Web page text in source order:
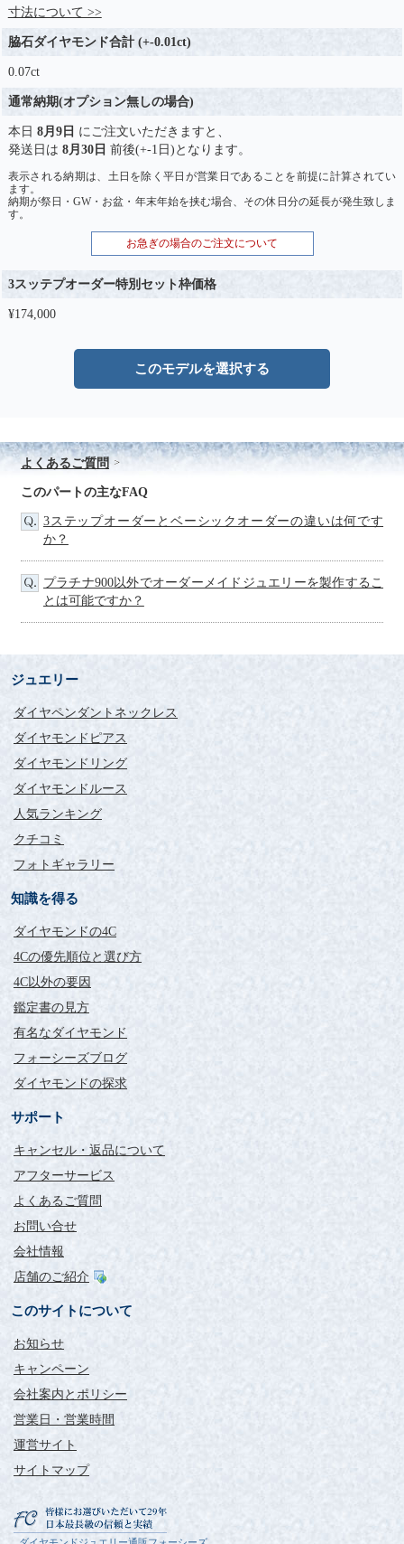
寸法について >>
脇石ダイヤモンド合計 (+-0.01ct)
0.07ct
通常納期(オプション無しの場合)
本日 8月9日 にご注文いただきますと、
発送日は 8月30日 前後(+-1日)となります。
表示される納期は、土日を除く平日が営業日であることを前提に計算されてい
ます。
納期が祭日・GW・お盆・年末年始を挟む場合、その休日分の延長が発生致しま
す。
お急ぎの場合のご注文について
3スッテプオーダー特別セット枠価格
¥174,000
このモデルを選択する
よくあるご質問
このパートの主なFAQ
3ステップオーダーとベーシックオーダーの違いは何です
か？
プラチナ900以外でオーダーメイドジュエリーを製作するこ
とは可能ですか？
ジュエリー
ダイヤペンダントネックレス
ダイヤモンドピアス
ダイヤモンドリング
ダイヤモンドルース
人気ランキング
クチコミ
フォトギャラリー
知識を得る
ダイヤモンドの4C
4Cの優先順位と選び方
4C以外の要因
鑑定書の見方
有名なダイヤモンド
フォーシーズブログ
ダイヤモンドの探求
サポート
キャンセル・返品について
アフターサービス
よくあるご質問
お問い合せ
会社情報
店舗のご紹介
このサイトについて
お知らせ
キャンペーン
会社案内とポリシー
営業日・営業時間
運営サイト
サイトマップ